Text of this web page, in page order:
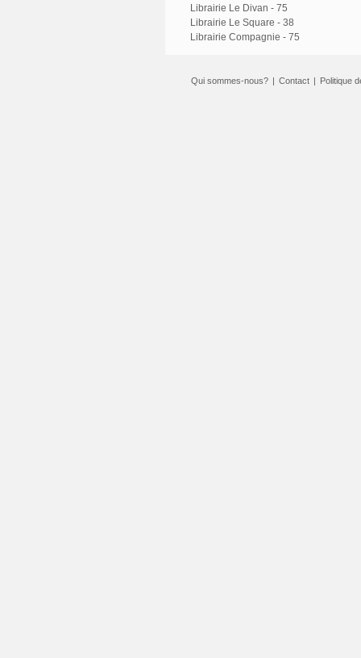
Librairie Le Divan - 75
Librairie Le Square - 38
Librairie Compagnie - 75
Qui sommes-nous? | Contact | Politique